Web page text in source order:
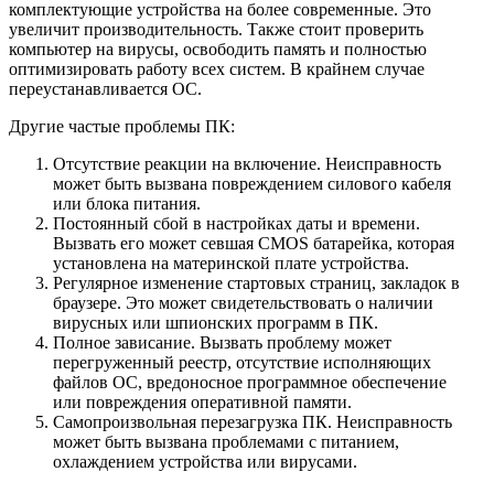
комплектующие устройства на более современные. Это
увеличит производительность. Также стоит проверить
компьютер на вирусы, освободить память и полностью
оптимизировать работу всех систем. В крайнем случае
переустанавливается ОС.
Другие частые проблемы ПК:
Отсутствие реакции на включение. Неисправность
может быть вызвана повреждением силового кабеля
или блока питания.
Постоянный сбой в настройках даты и времени.
Вызвать его может севшая CMOS батарейка, которая
установлена на материнской плате устройства.
Регулярное изменение стартовых страниц, закладок в
браузере. Это может свидетельствовать о наличии
вирусных или шпионских программ в ПК.
Полное зависание. Вызвать проблему может
перегруженный реестр, отсутствие исполняющих
файлов ОС, вредоносное программное обеспечение
или повреждения оперативной памяти.
Самопроизвольная перезагрузка ПК. Неисправность
может быть вызвана проблемами с питанием,
охлаждением устройства или вирусами.